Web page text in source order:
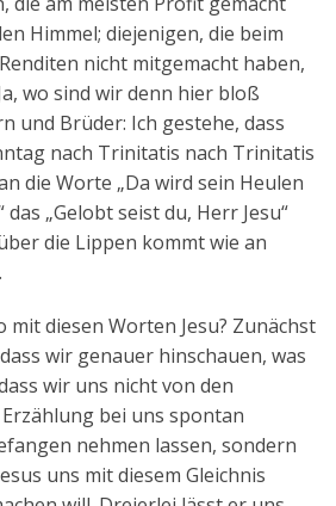
Himmel; diejenigen, die beim
nicht mitgemacht haben,
wo sind wir denn hier bloß
und Brüder: Ich gestehe, dass
nach Trinitatis nach Trinitatis
die Worte „Da wird sein Heulen
„Gelobt seist du, Herr Jesu“
die Lippen kommt wie an
mit diesen Worten Jesu? Zunächst
wir genauer hinschauen, was
wir uns nicht von den
bei uns spontan
nehmen lassen, sondern
uns mit diesem Gleichnis